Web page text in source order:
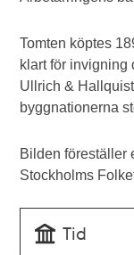
Tomten köptes
klart för invigning
Ullrich &
byggnationerna
Bilden föreställer
Stockholms
Tid